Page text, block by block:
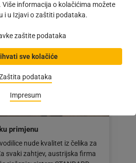
Više informacija o kolačićima možete
i u Izjavi o zaštiti podataka.
zaštite podataka
sve kolačiće
podataka
Impresum
primjenu
nude kvalitet iz čelika za
svaki zahtjev, austrijska firma